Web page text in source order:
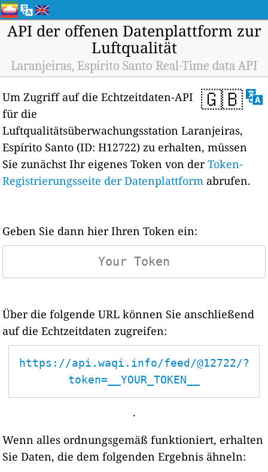
API der offenen Datenplattform zur
Luftqualität
Laranjeiras, Espírito Santo Real-Time data API
🇬🇧
Um Zugriff auf die Echtzeitdaten-API
für die
Luftqualitätsüberwachungsstation Laranjeiras,
Espírito Santo (ID: H12722) zu erhalten, müssen
Sie zunächst Ihr eigenes Token von derToken-
Registrierungsseite der Datenplattform abrufen.
Geben Sie dann hier Ihren Token ein:
Über die folgende URL können Sie anschließend
auf die Echtzeitdaten zugreifen:
https://api.waqi.info/feed/@12722/?
token=__YOUR_TOKEN__
.
Wenn alles ordnungsgemäß funktioniert, erhalten
Sie Daten, die dem folgenden Ergebnis ähneln: